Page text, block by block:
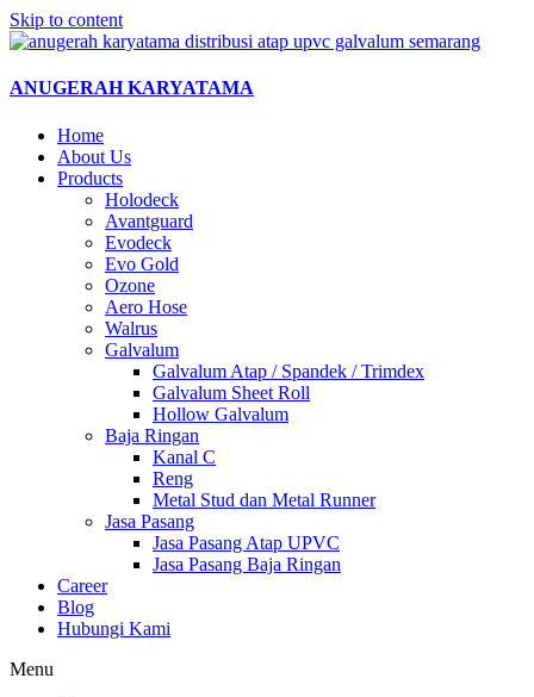
Skip to content
ANUGERAH KARYATAMA
Home
About Us
Products
Holodeck
Avantguard
Evodeck
Evo Gold
Ozone
Aero Hose
Walrus
Galvalum
Galvalum Atap / Spandek / Trimdex
Galvalum Sheet Roll
Hollow Galvalum
Baja Ringan
Kanal C
Reng
Metal Stud dan Metal Runner
Jasa Pasang
Jasa Pasang Atap UPVC
Jasa Pasang Baja Ringan
Career
Blog
Hubungi Kami
Menu